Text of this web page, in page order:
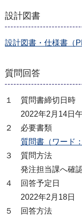
設計図書
設計図書・仕様書（
質問回答
１ 質問書締切日時
2022年2月14日午
２ 必要書類
質問書（ワード
３ 質問方法
発注担当課へ確認
４ 回答予定日
2022年2月18日
５ 回答方法